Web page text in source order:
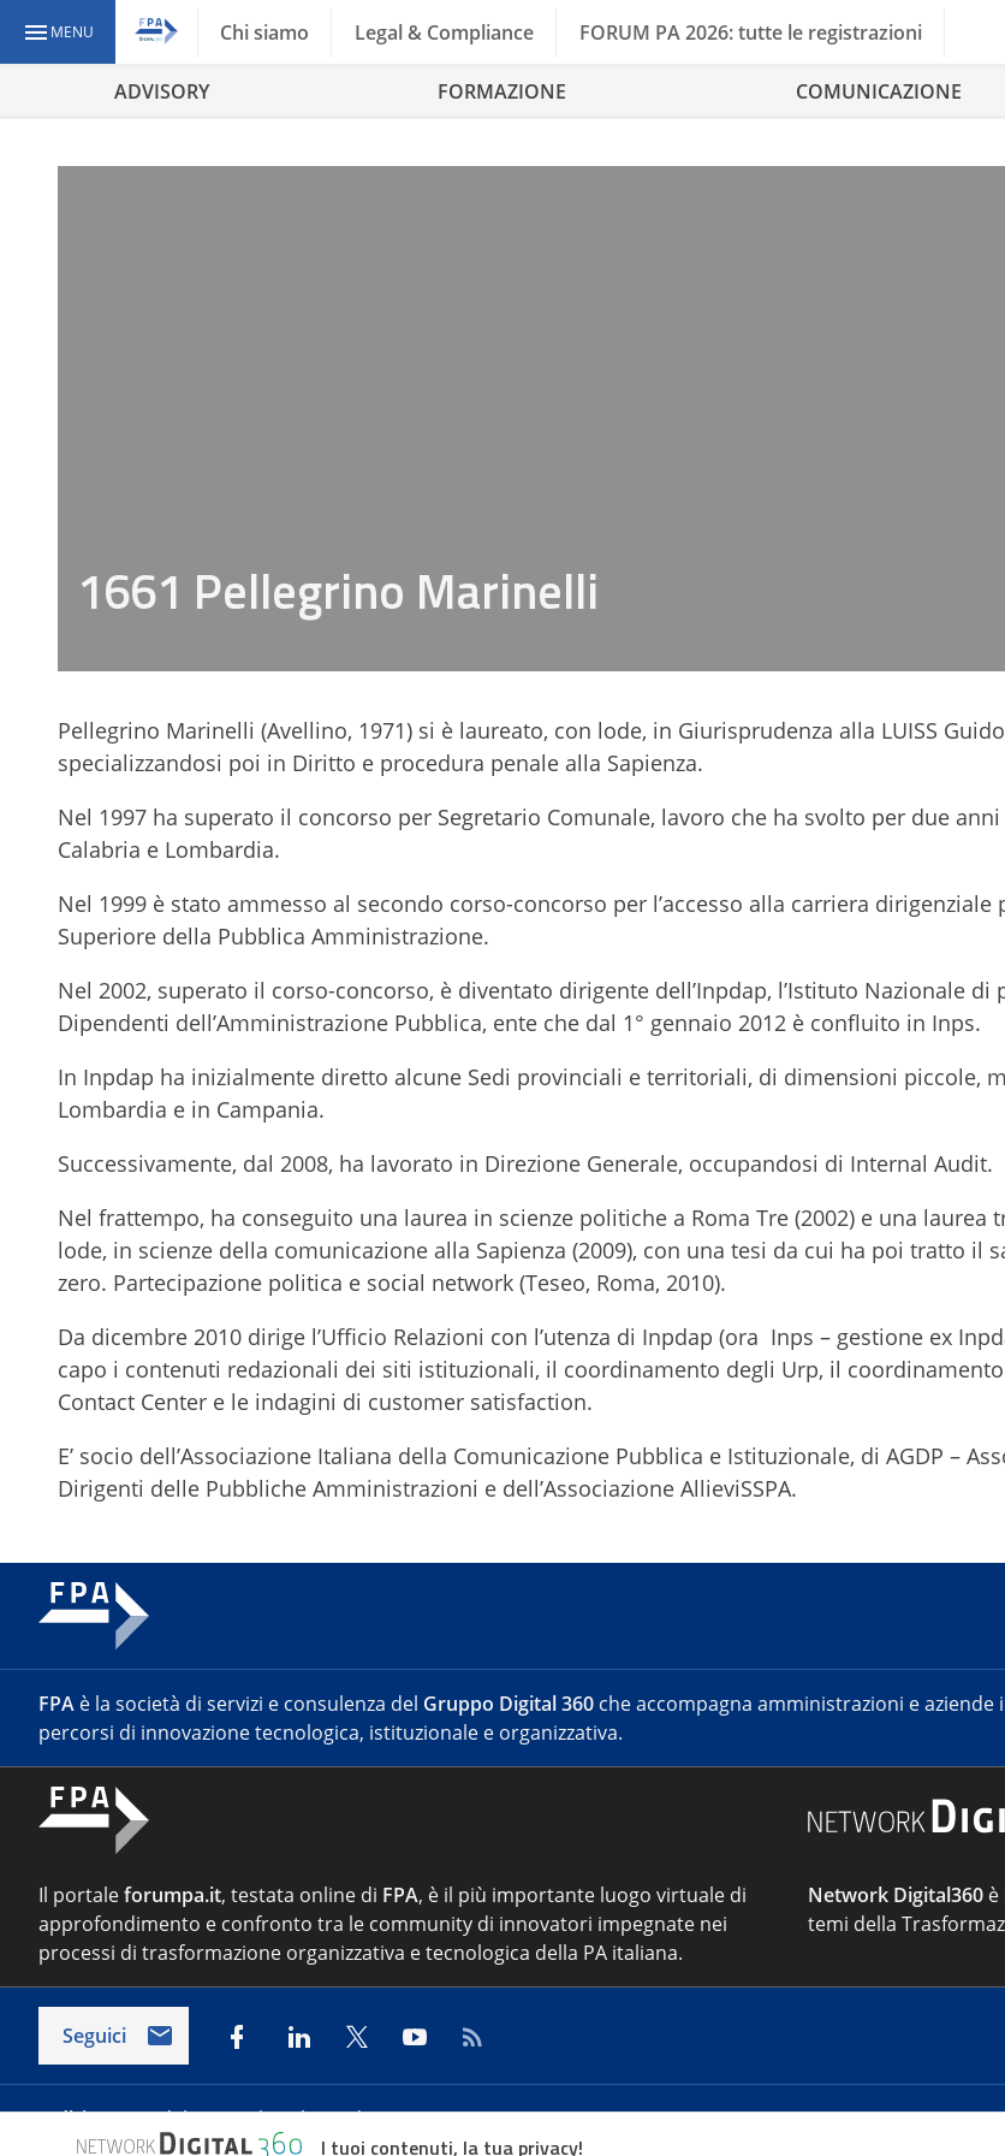
MENU Chi siamo Legal & Compliance FORUM PA 2026: tutte le registrazioni
ADVISORY FORMAZIONE COMUNICAZIONE
1661 Pellegrino Marinelli
Pellegrino Marinelli (Avellino, 1971) si è laureato, con lode, in Giurisprudenza alla LUISS
specializzandosi poi in Diritto e procedura penale alla Sapienza.
Nel 1997 ha superato il concorso per Segretario Comunale, lavoro che ha svolto per due
Calabria e Lombardia.
Nel 1999 è stato ammesso al secondo corso-concorso per l’accesso alla carriera dirigenziale
Superiore della Pubblica Amministrazione.
Nel 2002, superato il corso-concorso, è diventato dirigente dell’Inpdap, l’Istituto Nazionale di
Dipendenti dell’Amministrazione Pubblica, ente che dal 1° gennaio 2012 è confluito in Inps.
In Inpdap ha inizialmente diretto alcune Sedi provinciali e territoriali, di dimensioni piccole,
Lombardia e in Campania.
Successivamente, dal 2008, ha lavorato in Direzione Generale, occupandosi di Internal Audit.
Nel frattempo, ha conseguito una laurea in scienze politiche a Roma Tre (2002) e una laurea
lode, in scienze della comunicazione alla Sapienza (2009), con una tesi da cui ha poi tratto il
zero. Partecipazione politica e social network (Teseo, Roma, 2010).
Da dicembre 2010 dirige l’Ufficio Relazioni con l’utenza di Inpdap (ora Inps – gestione ex
capo i contenuti redazionali dei siti istituzionali, il coordinamento degli Urp, il
Contact Center e le indagini di customer satisfaction.
E’ socio dell’Associazione Italiana della Comunicazione Pubblica e Istituzionale, di AGDP –
Dirigenti delle Pubbliche Amministrazioni e dell’Associazione AllieviSSPA.
FPA è la società di servizi e consulenza del Gruppo Digital 360 che accompagna amministrazioni e
percorsi di innovazione tecnologica, istituzionale e organizzativa.
Il portaleforumpa.it, testata online di FPA, è il più importante luogo virtuale di
approfondimento e confronto tra le community di innovatori impegnate nei
processi di trasformazione organizzativa e tecnologica della PA italiana.
Network Digital360
temi della
Seguici
Indirizzo:Via del Porto Fluviale 67/d – 00154 Roma
I tuoi contenuti, la tua privacy!